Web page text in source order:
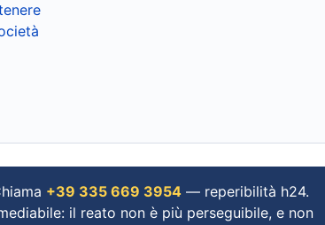
+39 335 669 3954 — reperibilità h24.
il reato non è più perseguibile, e non